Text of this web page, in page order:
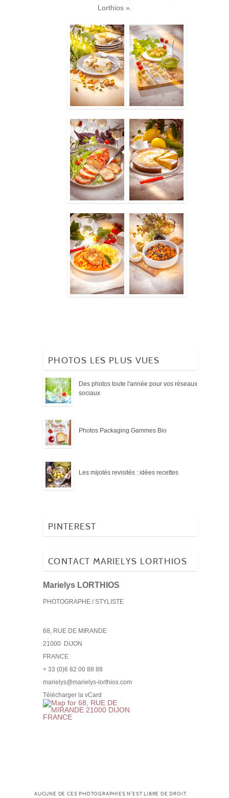
Lorthios ».
PHOTOS LES PLUS VUES
Des photos toute l'année pour vos réseaux
sociaux
Photos Packaging Gammes Bio
Les mijotés revisités : idées recettes
PINTEREST
CONTACT MARIELYS LORTHIOS
Marielys LORTHIOS
PHOTOGRAPHE / STYLISTE
68, RUE DE MIRANDE
21000 DIJON
FRANCE
+ 33 (0)6 82 00 88 88
marielys@marielys-lorthios.com
Télécharger la vCard
AUCUNE DE CES PHOTOGRAPHIES N'EST LIBRE DE DROIT,